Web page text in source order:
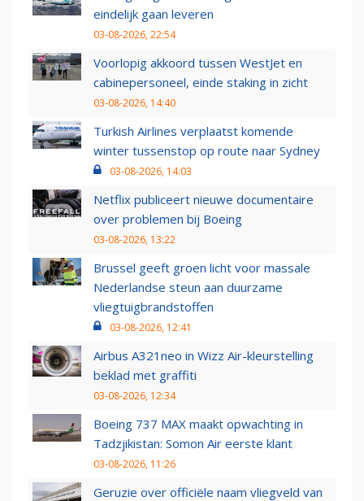
eindelijk gaan leveren
03-08-2026, 22:54
Voorlopig akkoord tussen WestJet en
cabinepersoneel, einde staking in zicht
03-08-2026, 14:40
Turkish Airlines verplaatst komende
winter tussenstop op route naar Sydney
03-08-2026, 14:03
Netflix publiceert nieuwe documentaire
over problemen bij Boeing
03-08-2026, 13:22
Brussel geeft groen licht voor massale
Nederlandse steun aan duurzame
vliegtuigbrandstoffen
03-08-2026, 12:41
Airbus A321neo in Wizz Air-kleurstelling
beklad met graffiti
03-08-2026, 12:34
Boeing 737 MAX maakt opwachting in
Tadzjikistan: Somon Air eerste klant
03-08-2026, 11:26
Geruzie over officiële naam vliegveld van